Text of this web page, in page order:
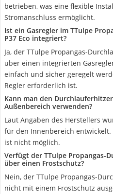
betrieben, was eine flexible
Stromanschluss ermöglicht.
Ist ein Gasregler im TTulpe
P37 Eco integriert?
Ja, der TTulpe Propangas-
über einen integrierten
einfach und sicher geregelt
Regler erforderlich ist.
Kann man den
Außenbereich verwenden?
Laut Angaben des Herstellers
für den Innenbereich
ist nicht möglich.
Verfügt der TTulpe Propangas-
über einen Frostschutz?
Nein, der TTulpe Propangas-
nicht mit einem Frostschutz